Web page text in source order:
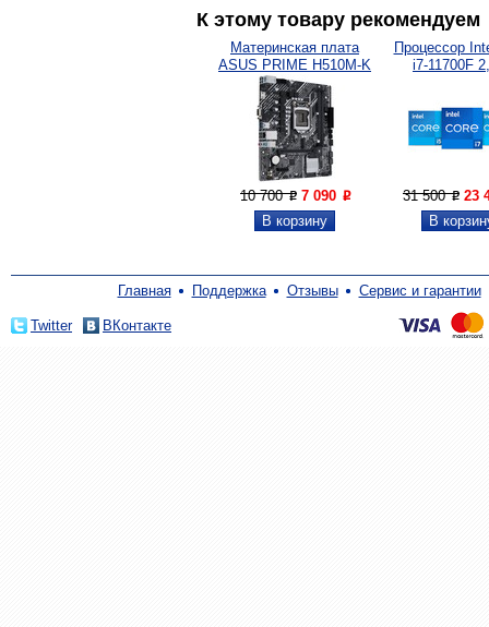
К этому товару рекомендуем
Материнская плата
ASUS PRIME H510M-K
10 700P 7 090 P
Процессор
i7-11700F
31 500P 23
Главная Поддержка Отзывы Сервис и гарантии
Twitter ВКонтакте